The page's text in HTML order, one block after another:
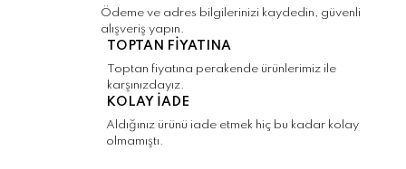
Ödeme ve adres bilgilerinizi kaydedin, güvenli
alışveriş yapın.
TOPTAN FİYATINA
Toptan fiyatına perakende ürünlerimiz ile
karşınızdayız.
KOLAY İADE
Aldığınız ürünü iade etmek hiç bu kadar kolay
olmamıştı.